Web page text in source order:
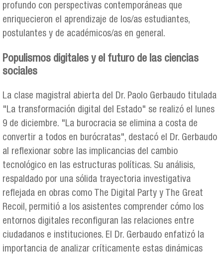
profundo con perspectivas contemporáneas que
enriquecieron el aprendizaje de los/as estudiantes,
postulantes y de académicos/as en general.
Populismos digitales y el futuro de las ciencias
sociales
La clase magistral abierta del Dr. Paolo Gerbaudo titulada
"La transformación digital del Estado" se realizó el lunes
9 de diciembre. "La burocracia se elimina a costa de
convertir a todos en burócratas", destacó el Dr. Gerbaudo
al reflexionar sobre las implicancias del cambio
tecnológico en las estructuras políticas. Su análisis,
respaldado por una sólida trayectoria investigativa
reflejada en obras como The Digital Party y The Great
Recoil, permitió a los asistentes comprender cómo los
entornos digitales reconfiguran las relaciones entre
ciudadanos e instituciones. El Dr. Gerbaudo enfatizó la
importancia de analizar críticamente estas dinámicas